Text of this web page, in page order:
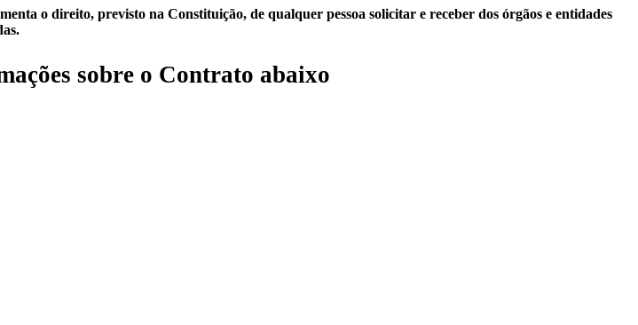
o direito, previsto na Constituição, de qualquer pessoa solicitar e receber dos órgãos e entidades
sobre o Contrato abaixo